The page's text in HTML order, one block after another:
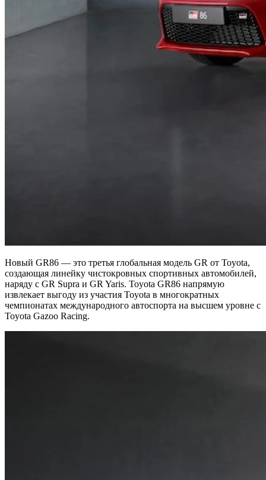
Новый GR86 — это третья глобальная модель GR от Toyota,
создающая линейку чистокровных спортивных автомобилей,
наряду с GR Supra и GR Yaris. Toyota GR86 напрямую
извлекает выгоду из участия Toyota в многократных
чемпионатах международного автоспорта на высшем уровне с
Toyota Gazoo Racing.